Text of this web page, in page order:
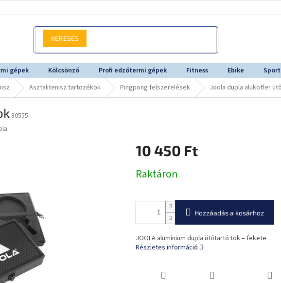
KERESÉS
gépek Kölcsönző Profi edzőtermi gépek Fitness Ebike Sport
Asztalitenisz tartozékok Pingpong felszerelések Joola dupla alukoffer
80555
10 450 Ft
Raktáron
Hozzáadás a kosárhoz
JOOLA alumínium dupla ütőtartó tok – fekete
Részletes információ